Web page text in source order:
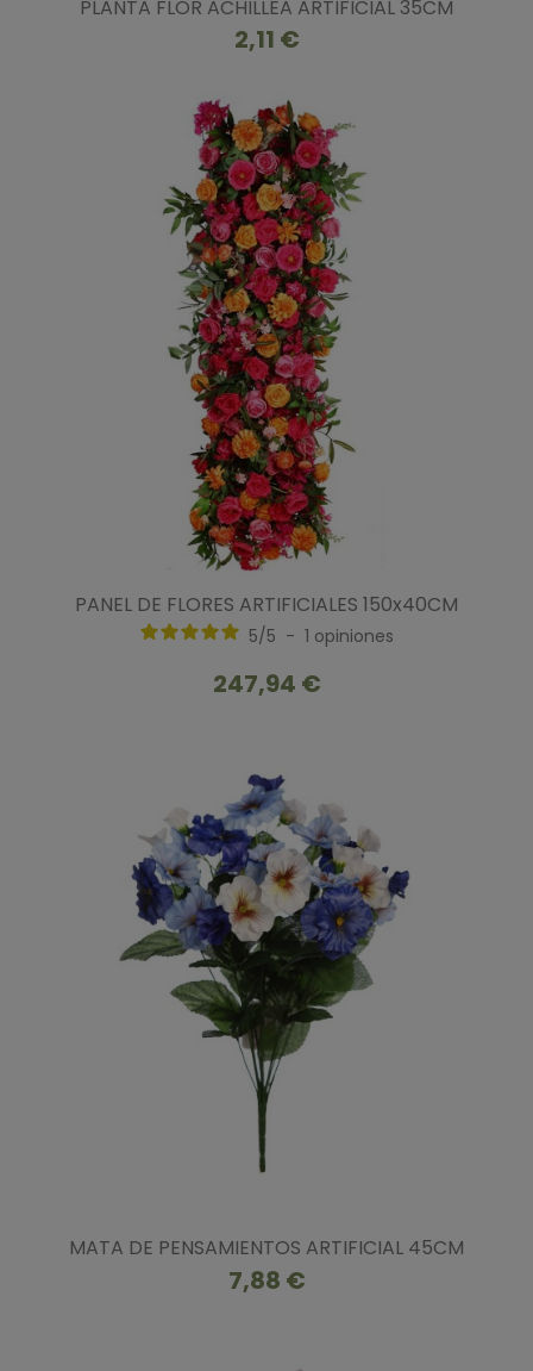
PLANTA FLOR ACHILLEA ARTIFICIAL 35CM
2,11 €
PANEL DE FLORES ARTIFICIALES 150x40CM
5/5 - 1 opiniones
247,94 €
MATA DE PENSAMIENTOS ARTIFICIAL 45CM
7,88 €